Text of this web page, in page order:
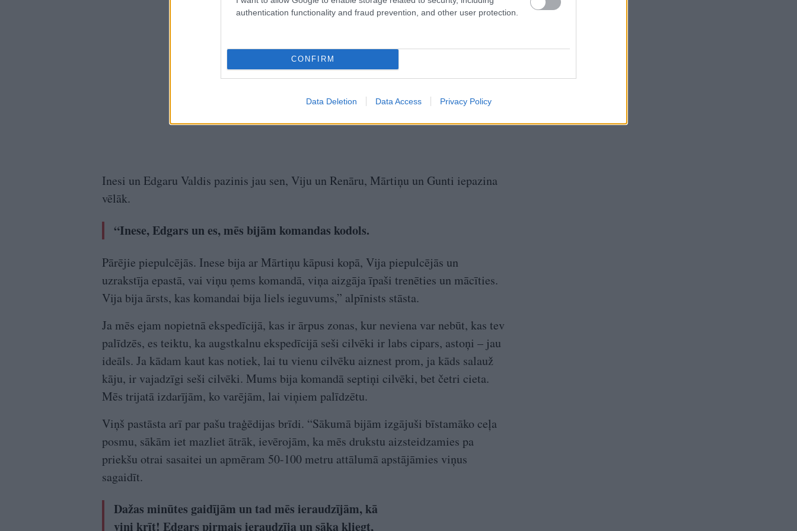
authentication functionality and fraud prevention, and other user protection.
CONFIRM
Data Deletion Data Access Privacy Policy
Inesi un Edgaru Valdis pazinis jau sen, Viju un Renāru, Mārtiņu un Gunti iepazina
vēlāk.
“Inese, Edgars un es, mēs bijām komandas kodols.
Pārējie piepulcējās. Inese bija ar Mārtiņu kāpusi kopā, Vija piepulcējās un
uzrakstīja epastā, vai viņu ņems komandā, viņa aizgāja īpaši trenēties un mācīties.
Vija bija ārsts, kas komandai bija liels ieguvums,” alpīnists stāsta.
Ja mēs ejam nopietnā ekspedīcijā, kas ir ārpus zonas, kur neviena var nebūt, kas tev
palīdzēs, es teiktu, ka augstkalnu ekspedīcijā seši cilvēki ir labs cipars, astoņi – jau
ideāls. Ja kādam kaut kas notiek, lai tu vienu cilvēku aiznest prom, ja kāds salauž
kāju, ir vajadzīgi seši cilvēki. Mums bija komandā septiņi cilvēki, bet četri cieta.
Mēs trijatā izdarījām, ko varējām, lai viņiem palīdzētu.
Viņš pastāsta arī par pašu traģēdijas brīdi. “Sākumā bijām izgājuši bīstamāko ceļa
posmu, sākām iet mazliet ātrāk, ievērojām, ka mēs drukstu aizsteidzamies pa
priekšu otrai sasaitei un apmēram 50-100 metru attālumā apstājāmies viņus
sagaidīt.
Dažas minūtes gaidījām un tad mēs ieraudzījām, kā
viņi krīt! Edgars pirmais ieraudzīja un sāka kliegt,